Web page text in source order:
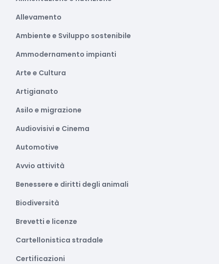
Allevamento
Ambiente e Sviluppo sostenibile
Ammodernamento impianti
Arte e Cultura
Artigianato
Asilo e migrazione
Audiovisivi e Cinema
Automotive
Avvio attività
Benessere e diritti degli animali
Biodiversità
Brevetti e licenze
Cartellonistica stradale
Certificazioni